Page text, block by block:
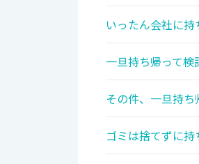
いったん会社に
一旦持ち帰って
その件、一旦持
ゴミは捨てずに